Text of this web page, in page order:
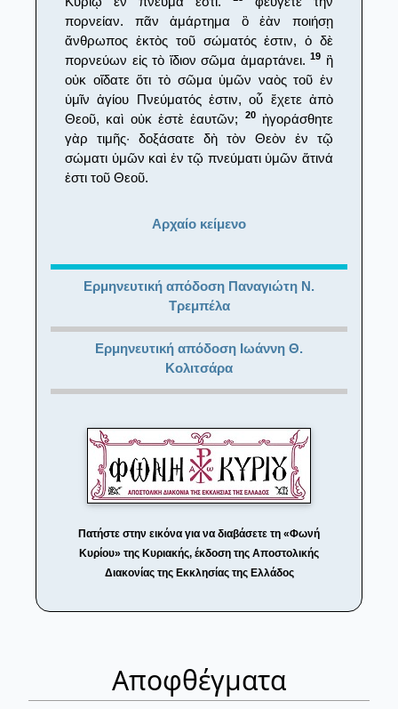
πορνείαν. πᾶν ἁμάρτημα ὃ ἐὰν ποιήσῃ
ἄνθρωπος ἐκτὸς τοῦ σώματός ἐστιν, ὁ δὲ
πορνεύων εἰς τὸ ἴδιον σῶμα ἁμαρτάνει.19 ἢ
οὐκ οἴδατε ὅτι τὸ σῶμα ὑμῶν ναὸς τοῦ ἐν
ὑμῖν ἁγίου Πνεύματός ἐστιν, οὗ ἔχετε ἀπὸ
Θεοῦ, καὶ οὐκ ἐστὲ ἑαυτῶν;
20ἠγοράσθητε
γὰρ τιμῆς· δοξάσατε δὴ τὸν Θεὸν ἐν τῷ
σώματι ὑμῶν καὶ ἐν τῷ πνεύματι ὑμῶν ἅτινά
ἐστι τοῦ Θεοῦ.
Αρχαίο κείμενο
Ερμηνευτική απόδοση Παναγιώτη Ν.
Τρεμπέλα
Ερμηνευτική απόδοση Ιωάννη Θ.
Κολιτσάρα
Πατήστε στην εικόνα για να διαβάσετε τη «Φωνή
Κυρίου» της Κυριακής, έκδοση της Αποστολικής
Διακονίας της Εκκλησίας της Ελλάδος
Αποφθέγματα